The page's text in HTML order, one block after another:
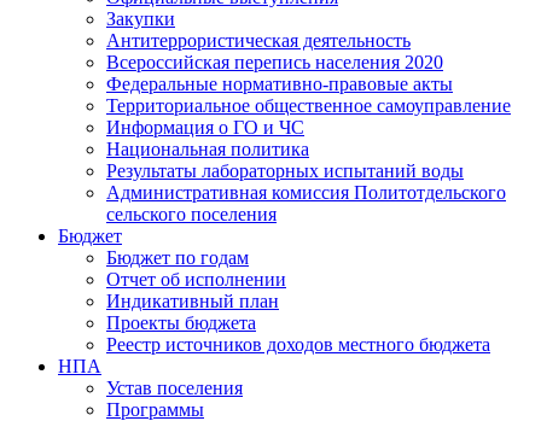
Закупки
Антитеррористическая деятельность
Всероссийская перепись населения 2020
Федеральные нормативно-правовые акты
Территориальное общественное самоуправление
Информация о ГО и ЧС
Национальная политика
Результаты лабораторных испытаний воды
Административная комиссия Политотдельского
сельского поселения
Бюджет
Бюджет по годам
Отчет об исполнении
Индикативный план
Проекты бюджета
Реестр источников доходов местного бюджета
НПА
Устав поселения
Программы